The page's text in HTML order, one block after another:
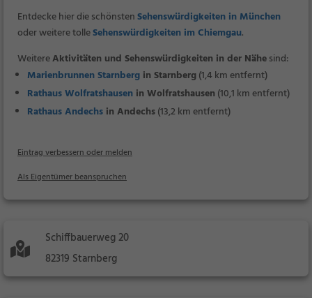
Entdecke hier die schönstenSehenswürdigkeiten in München
oder weitere tolleSehenswürdigkeiten im Chiemgau.
WeitereAktivitäten und Sehenswürdigkeiten in der Nähesind:
Marienbrunnen Starnberg in Starnberg(1,4 km entfernt)
Rathaus Wolfratshausen in Wolfratshausen (10,1 km entfernt)
Rathaus Andechs in Andechs(13,2 km entfernt)
Eintrag verbessern oder melden
Als Eigentümer beanspruchen
Schiffbauerweg 20
82319 Starnberg